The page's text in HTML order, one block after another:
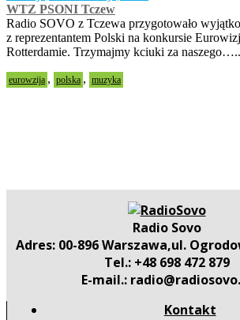
WTZ PSONI Tczew
Radio SOVO z Tczewa przygotowało
z reprezentantem Polski na konkursie
Rotterdamie. Trzymajmy kciuki za naszego…..
eurowzija , polska , muzyka
Radio Sovo
Adres: 00-896 Warszawa,ul.
Tel.: +48 698 472 879
E-mail.:
Kontakt